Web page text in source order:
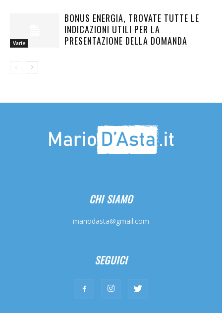
Varie
BONUS ENERGIA, TROVATE TUTTE LE
INDICAZIONI UTILI PER LA
PRESENTAZIONE DELLA DOMANDA
CHI SIAMO
mariodasta@gmail.com
SEGUICI